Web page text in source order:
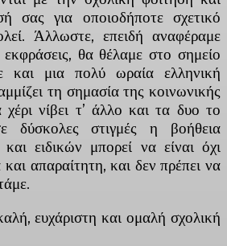
σας για οποιοδήποτε σχετικό
Άλλωστε, επειδή αναφέραμε
εκφράσεις, θα θέλαμε στο σημείο
και μια πολύ ωραία ελληνική
τη σημασία της κοινωνικής
χέρι νίβει τ’ άλλο και τα δυο το
δύσκολες στιγμές η βοήθεια
ειδικών μπορεί να είναι όχι
απαραίτητη, και δεν πρέπει να
ευχάριστη και ομαλή σχολική